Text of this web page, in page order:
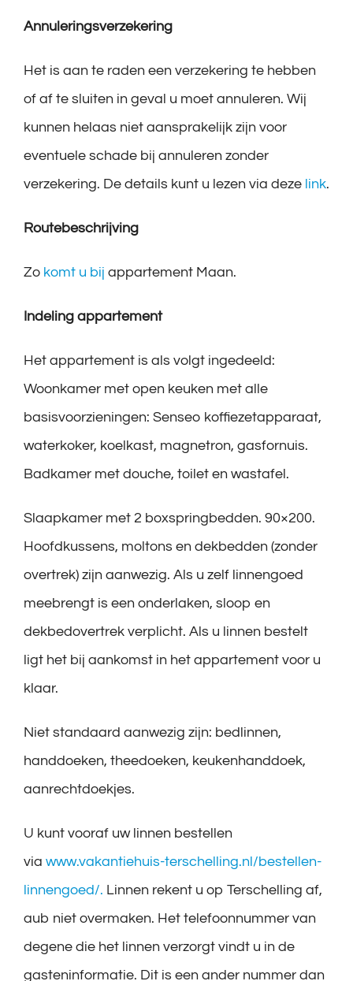
Annuleringsverzekering
Het is aan te raden een verzekering te hebben
of af te sluiten in geval u moet annuleren. Wij
kunnen helaas niet aansprakelijk zijn voor
eventuele schade bij annuleren zonder
verzekering. De details kunt u lezen via deze link.
Routebeschrijving
Zo komt u bij appartement Maan.
Indeling appartement
Het appartement is als volgt ingedeeld:
Woonkamer met open keuken met alle
basisvoorzieningen: Senseo koffiezetapparaat,
waterkoker, koelkast, magnetron, gasfornuis.
Badkamer met douche, toilet en wastafel.
Slaapkamer met 2 boxspringbedden. 90×200.
Hoofdkussens, moltons en dekbedden (zonder
overtrek) zijn aanwezig. Als u zelf linnengoed
meebrengt is een onderlaken, sloop en
dekbedovertrek verplicht. Als u linnen bestelt
ligt het bij aankomst in het appartement voor u
klaar.
Niet standaard aanwezig zijn: bedlinnen,
handdoeken, theedoeken, keukenhanddoek,
aanrechtdoekjes.
U kunt vooraf uw linnen bestellen
via www.vakantiehuis-terschelling.nl/bestellen-
linnengoed/. Linnen rekent u op Terschelling af,
aub niet overmaken. Het telefoonnummer van
degene die het linnen verzorgt vindt u in de
gasteninformatie. Dit is een ander nummer dan